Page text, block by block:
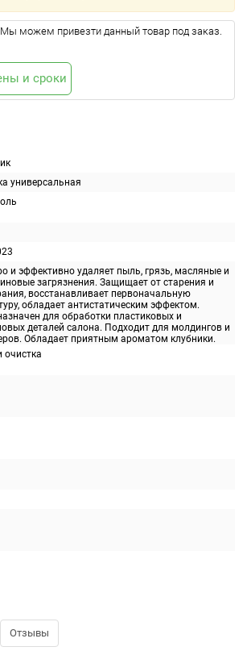
универсальная
и эффективно удаляет пыль, грязь, масляные и
загрязнения. Защищает от старения и
восстанавливает первоначальную
обладает антистатическим эффектом.
для обработки пластиковых и
деталей салона. Подходит для молдингов и
Обладает приятным ароматом клубники.
очистка
Мы можем привезти данный товар под заказ.
и сроки
Отзывы